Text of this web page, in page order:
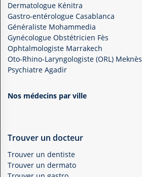
Dermatologue Kénitra
Gastro-entérologue Casablanca
Généraliste Mohammedia
Gynécologue Obstétricien Fès
Ophtalmologiste Marrakech
Oto-Rhino-Laryngologiste (ORL) Meknès
Psychiatre Agadir
Nos médecins par ville
Trouver un docteur
Trouver un dentiste
Trouver un dermato